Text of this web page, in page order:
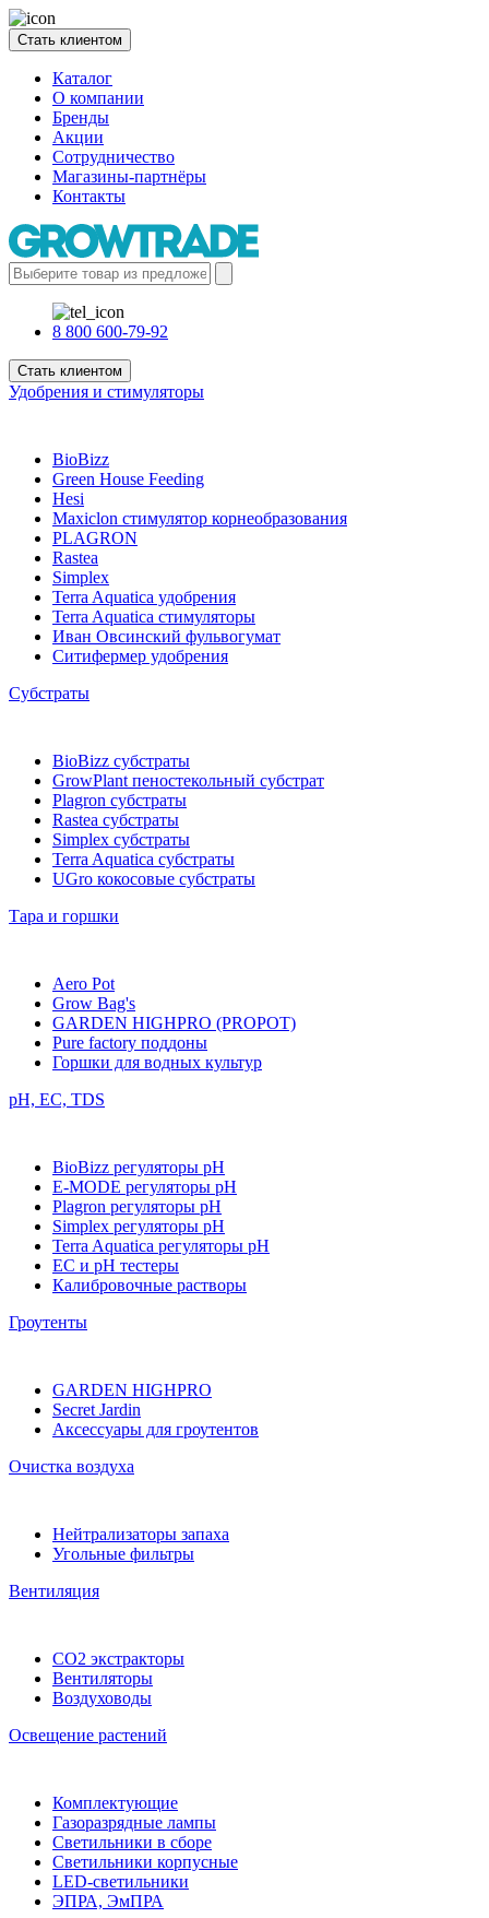
Стать клиентом
Каталог
О компании
Бренды
Акции
Сотрудничество
Магазины-партнёры
Контакты
8 800 600-79-92
Стать клиентом
Удобрения и стимуляторы
BioBizz
Green House Feeding
Hesi
Maxiclon стимулятор корнеобразования
PLAGRON
Rastea
Simplex
Terra Aquatica удобрения
Terra Aquatica стимуляторы
Иван Овсинский фульвогумат
Ситифермер удобрения
Субстраты
BioBizz cубстраты
GrowPlant пеностекольный субстрат
Plagron cубстраты
Rastea cубстраты
Simplex cубстраты
Terra Aquatica cубстраты
UGro кокосовые субстраты
Тара и горшки
Aero Pot
Grow Bag's
GARDEN HIGHPRO (PROPOT)
Pure factory поддоны
Горшки для водных культур
pH, EC, TDS
BioBizz регуляторы pH
E-MODE регуляторы pH
Plagron регуляторы pH
Simplex регуляторы pH
Terra Aquatica регуляторы pH
EC и pH тестеры
Калибровочные растворы
Гроутенты
GARDEN HIGHPRO
Secret Jardin
Аксессуары для гроутентов
Очистка воздуха
Нейтрализаторы запаха
Угольные фильтры
Вентиляция
CO2 экстракторы
Вентиляторы
Воздуховоды
Освещение растений
Комплектующие
Газоразрядные лампы
Светильники в сборе
Светильники корпусные
LED-светильники
ЭПРА, ЭмПРА